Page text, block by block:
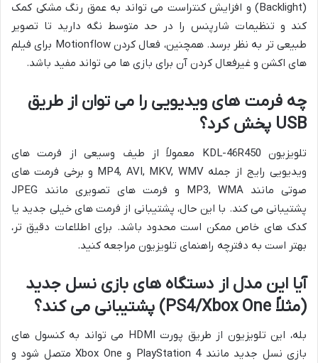
(Backlight) و افزایش کنتراست می تواند به عمق رنگ مشکی کمک
کند و تنظیمات شارپنس را در حد متوسط نگه دارید تا تصویر
طبیعی تر به نظر برسد. همچنین، فعال کردن Motionflow برای فیلم
های اکشن و غیرفعال کردن آن برای بازی ها می تواند مفید باشد.
چه فرمت های ویدیویی را می توان از طریق
USB پخش کرد؟
تلویزیون KDL-46R450 معمولاً از طیف وسیعی از فرمت های
ویدیویی رایج از جمله MP4, AVI, MKV, WMV و برخی فرمت های
صوتی مانند MP3, WMA و فرمت های تصویری مانند JPEG
پشتیبانی می کند. با این حال، پشتیبانی از فرمت های خیلی جدید یا
کدک های خاص ممکن است محدود باشد. برای اطلاعات دقیق تر،
بهتر است به دفترچه راهنمای تلویزیون مراجعه کنید.
آیا این مدل از دستگاه های بازی نسل جدید
(مثلاً PS4/Xbox One) پشتیبانی می کند؟
بله، این تلویزیون از طریق پورت HDMI می تواند به کنسول های
بازی نسل جدید مانند PlayStation 4 و Xbox One متصل شود و